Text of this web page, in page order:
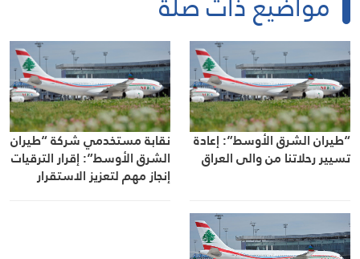
“طيران الشرق الأوسط”: إعادة
تسيير رحلاتنا من والى العراق
نقابة مستخدمي شركة “طيران
الشرق الأوسط”: إقرار الترقيات
إنجاز مهم لتعزيز الاستقرار